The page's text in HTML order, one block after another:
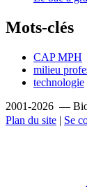
Mots-clés
CAP MPH
milieu
technologie
2001-2026 —
Plan du site | Se